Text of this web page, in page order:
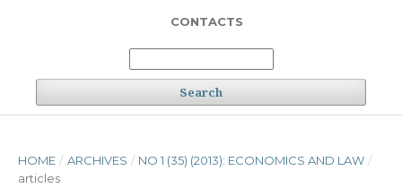
CONTACTS
Search
HOME / ARCHIVES / NO 1 (35) (2013): ECONOMICS AND LAW /
articles